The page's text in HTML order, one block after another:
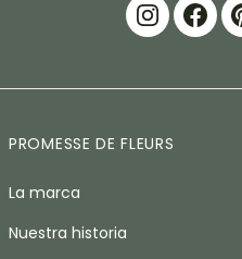
PROMESSE DE FLEURS
La marca
Nuestra historia